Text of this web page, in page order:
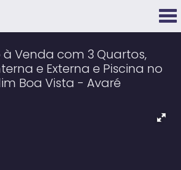
Venda com 3 Quartos,
e Externa e Piscina no
Boa Vista - Avaré